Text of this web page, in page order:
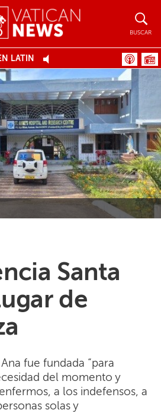
BUSCAR
LATÍN
Santa
de
fue fundada “para
del momento y
a los indefensos, a
solas y